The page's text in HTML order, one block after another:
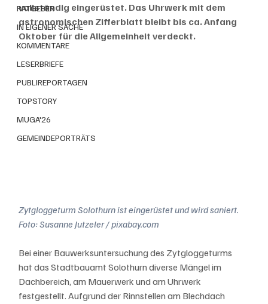
RATGEBER
IN EIGENER SACHE
KOMMENTARE
LESERBRIEFE
PUBLIREPORTAGEN
TOPSTORY
MUGA'26
GEMEINDEPORTRÄTS
vollständig eingerüstet. Das Uhrwerk mit dem
astronomischen Zifferblatt bleibt bis ca. Anfang
Oktober für die Allgemeinheit verdeckt.
Zytgloggeturm Solothurn ist eingerüstet und wird saniert.
Foto: Susanne Jutzeler / pixabay.com
Bei einer Bauwerksuntersuchung des Zytgloggeturms
hat das Stadtbauamt Solothurn diverse Mängel im
Dachbereich, am Mauerwerk und am Uhrwerk
festgestellt. Aufgrund der Rinnstellen am Blechdach